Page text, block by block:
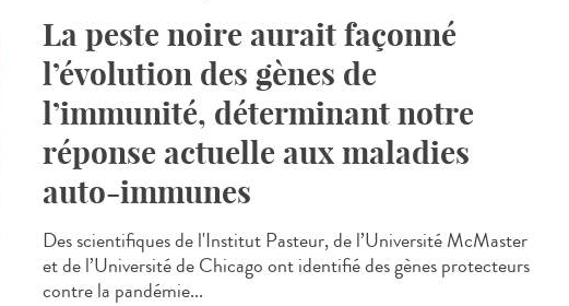
La peste noire aurait façonné
l’évolution des gènes de
l’immunité, déterminant notre
réponse actuelle aux maladies
auto-immunes
Des scientifiques de l'Institut Pasteur, de l’Université McMaster
et de l’Université de Chicago ont identifié des gènes protecteurs
contre la pandémie...